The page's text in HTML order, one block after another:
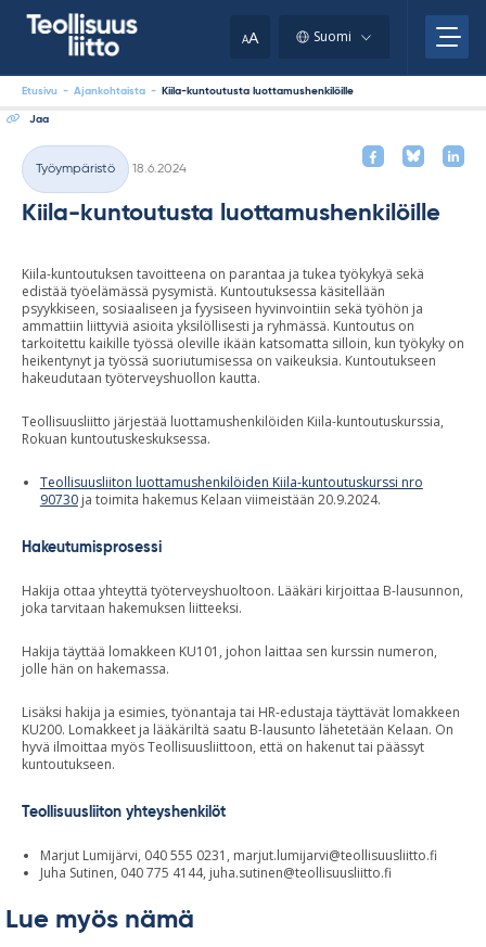
AA Suomi
Etusivu - Ajankohtaista - Kiila-kuntoutusta luottamushenkilöille
Jaa
Kategoriat
Työympäristö
18.6.2024
Kiila-kuntoutusta luottamushenkilöille
Kiila-kuntoutuksen tavoitteena on parantaa ja tukea työkykyä sekä
edistää työelämässä pysymistä. Kuntoutuksessa käsitellään
psyykkiseen, sosiaaliseen ja fyysiseen hyvinvointiin sekä työhön ja
ammattiin liittyviä asioita yksilöllisesti ja ryhmässä. Kuntoutus on
tarkoitettu kaikille työssä oleville ikään katsomatta silloin, kun työkyky on
heikentynyt ja työssä suoriutumisessa on vaikeuksia. Kuntoutukseen
hakeudutaan työterveyshuollon kautta.
Teollisuusliitto järjestää luottamushenkilöiden Kiila-kuntoutuskurssia,
Rokuan kuntoutuskeskuksessa.
Teollisuusliiton luottamushenkilöiden Kiila-kuntoutuskurssi nro
90730ja toimita hakemus Kelaan viimeistään 20.9.2024.
Hakeutumisprosessi
Hakija ottaa yhteyttä työterveyshuoltoon. Lääkäri kirjoittaa B-lausunnon,
joka tarvitaan hakemuksen liitteeksi.
Hakija täyttää lomakkeen KU101, johon laittaa sen kurssin numeron,
jolle hän on hakemassa.
Lisäksi hakija ja esimies, työnantaja tai HR-edustaja täyttävät lomakkeen
KU200. Lomakkeet ja lääkäriltä saatu B-lausunto lähetetään Kelaan. On
hyvä ilmoittaa myös Teollisuusliittoon, että on hakenut tai päässyt
kuntoutukseen.
Teollisuusliiton yhteyshenkilöt
Marjut Lumijärvi, 040 555 0231, marjut.lumijarvi@teollisuusliitto.fi
Juha Sutinen, 040 775 4144, juha.sutinen@teollisuusliitto.fi
Lue myös nämä
clipboard.)